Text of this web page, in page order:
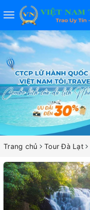
Toggle
navigation
Trang chủ Tour Đà Lạt